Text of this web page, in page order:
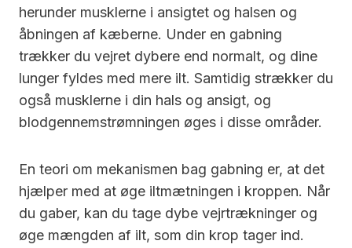
herunder musklerne i ansigtet og halsen og
åbningen af ​​kæberne. Under en gabning
trækker du vejret dybere end normalt, og dine
lunger fyldes med mere ilt. Samtidig strækker du
også musklerne i din hals og ansigt, og
blodgennemstrømningen øges i disse områder.
En teori om mekanismen bag gabning er, at det
hjælper med at øge iltmætningen i kroppen. Når
du gaber, kan du tage dybe vejrtrækninger og
øge mængden af ​​ilt, som din krop tager ind.